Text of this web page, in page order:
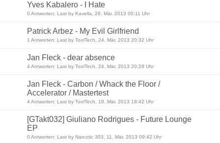
Yves Kabalero - I Hate
0 Antworten: Last by Kavella, 26. Mär. 2013 00:11 Uhr
Patrick Arbez - My Evil Girlfriend
1 Antworten: Last by ToolTech, 24. Mär. 2013 20:32 Uhr
Jan Fleck - dear absence
4 Antworten: Last by ToolTech, 24. Mär. 2013 20:28 Uhr
Jan Fleck - Carbon / Whack the Floor /
Accelerator / Mastertest
4 Antworten: Last by ToolTech, 18. Mär. 2013 18:42 Uhr
[GTakt032] Giuliano Rodrigues - Future Lounge
EP
0 Antworten: Last by Narcotic 303, 11. Mär. 2013 09:42 Uhr